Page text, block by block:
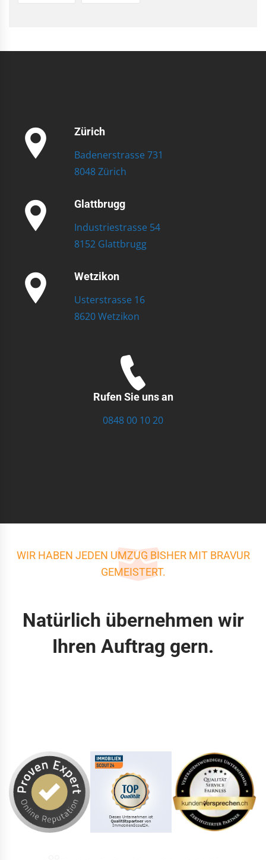
Zürich
Badenerstrasse 731
8048 Zürich
Glattbrugg
Industriestrasse 54
8152 Glattbrugg
Wetzikon
Usterstrasse 16
8620 Wetzikon
Rufen Sie uns an
0848 00 10 20
WIR HABEN JEDEN UMZUG BISHER MIT BRAVUR
GEMEISTERT.
Natürlich übernehmen wir
Ihren Auftrag gern.